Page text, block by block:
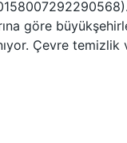
göre
Çevre